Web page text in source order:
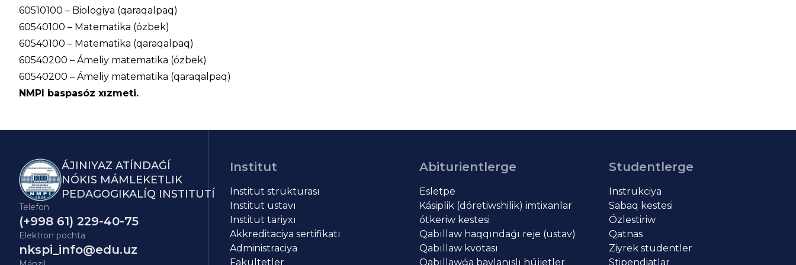
60510100 – Biologiya (qaraqalpaq)
60540100 – Matematika (ózbek)
60540100 – Matematika (qaraqalpaq)
60540200 – Ámeliy matematika (ózbek)
60540200 – Ámeliy matematika (qaraqalpaq)
NMPI baspasóz xızmeti.
ÁJINIYAZ ATÍNDAǴÍ
NÓKIS MÁMLEKETLIK
PEDAGOGIKALÍQ INSTITUTÍ
Telefon
(+998 61) 229-40-75
Elektron pochta
nkspi_info@edu.uz
Institut
Institut strukturası
Institut ustavı
Institut tariyxı
Akkreditaciya sertifikatı
Administraciya
Fakultetler
Abiturientlerge
Esletpe
Kásiplik (dóretiwshilik) imtixanlar
ótkeriw kestesi
Qabıllaw haqqındaǵı reje (ustav)
Qabıllaw kvotası
Qabıllawǵa baylanıslı hújjetler
Studentlerge
Instrukciya
Sabaq kestesi
Ózlestiriw
Qatnas
Ziyrek studentler
Stipendiatlar